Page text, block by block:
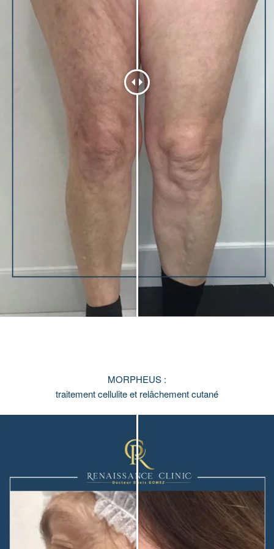
MORPHEUS :
traitement cellulite et relâchement cutané